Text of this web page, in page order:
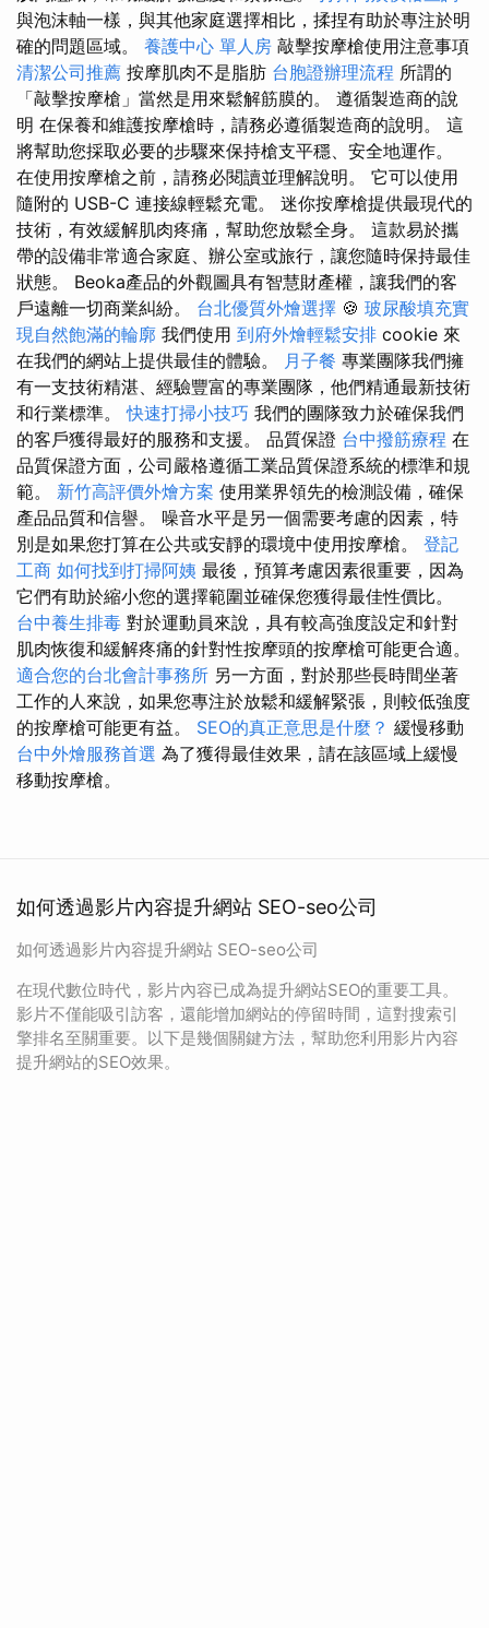
與泡沫軸一樣，與其他家庭選擇相比，揉捏有助於專注於明
確的問題區域。 養護中心 單人房 敲擊按摩槍使用注意事項
清潔公司推薦 按摩肌肉不是脂肪 台胞證辦理流程 所謂的
「敲擊按摩槍」當然是用來鬆解筋膜的。 遵循製造商的說
明 在保養和維護按摩槍時，請務必遵循製造商的說明。 這
將幫助您採取必要的步驟來保持槍支平穩、安全地運作。
在使用按摩槍之前，請務必閱讀並理解說明。 它可以使用
隨附的 USB-C 連接線輕鬆充電。 迷你按摩槍提供最現代的
技術，有效緩解肌肉疼痛，幫助您放鬆全身。 這款易於攜
帶的設備非常適合家庭、辦公室或旅行，讓您隨時保持最佳
狀態。 Beoka產品的外觀圖具有智慧財產權，讓我們的客
戶遠離一切商業糾紛。 台北優質外燴選擇 🍪 玻尿酸填充實
現自然飽滿的輪廓 我們使用 到府外燴輕鬆安排 cookie 來
在我們的網站上提供最佳的體驗。 月子餐 專業團隊我們擁
有一支技術精湛、經驗豐富的專業團隊，他們精通最新技術
和行業標準。快速打掃小技巧 我們的團隊致力於確保我們
的客戶獲得最好的服務和支援。 品質保證 台中撥筋療程 在
品質保證方面，公司嚴格遵循工業品質保證系統的標準和規
範。 新竹高評價外燴方案 使用業界領先的檢測設備，確保
產品品質和信譽。 噪音水平是另一個需要考慮的因素，特
別是如果您打算在公共或安靜的環境中使用按摩槍。 登記
工商 如何找到打掃阿姨 最後，預算考慮因素很重要，因為
它們有助於縮小您的選擇範圍並確保您獲得最佳性價比。
台中養生排毒 對於運動員來說，具有較高強度設定和針對
肌肉恢復和緩解疼痛的針對性按摩頭的按摩槍可能更合適。
適合您的台北會計事務所 另一方面，對於那些長時間坐著
工作的人來說，如果您專注於放鬆和緩解緊張，則較低強度
的按摩槍可能更有益。 SEO的真正意思是什麼？ 緩慢移動
台中外燴服務首選 為了獲得最佳效果，請在該區域上緩慢
移動按摩槍。
如何透過影片內容提升網站 SEO-seo公司
如何透過影片內容提升網站 SEO-seo公司
在現代數位時代，影片內容已成為提升網站SEO的重要工具。
影片不僅能吸引訪客，還能增加網站的停留時間，這對搜索引
擎排名至關重要。以下是幾個關鍵方法，幫助您利用影片內容
提升網站的SEO效果。